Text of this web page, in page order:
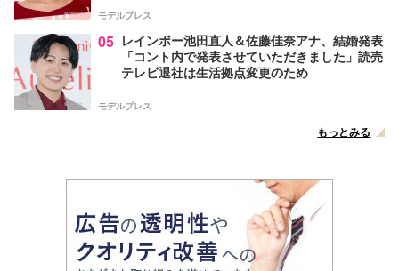
モデルプレス
05 レインボー池田直人＆佐藤佳奈アナ、結婚発表
「コント内で発表させていただきました」読売
テレビ退社は生活拠点変更のため
モデルプレス
もっとみる